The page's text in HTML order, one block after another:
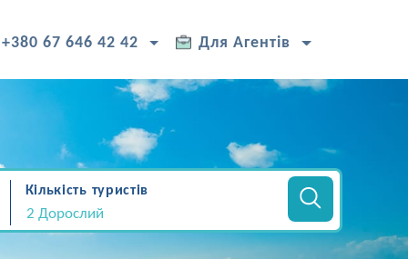
+380 67 646 42 42 Для Агентів
Кількість туристів